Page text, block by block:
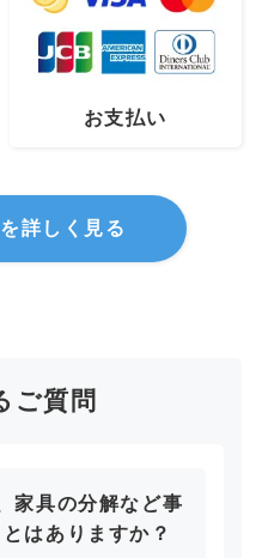
お支払い
詳しく見る
ご質問
家具の分解など事
はありますか？